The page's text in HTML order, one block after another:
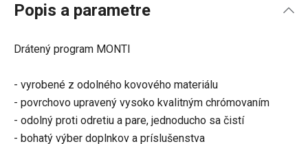
Popis a parametre
Drátený program MONTI
- vyrobené z odolného kovového materiálu
- povrchovo upravený vysoko kvalitným chrómovaním
- odolný proti odretiu a pare, jednoducho sa čistí
- bohatý výber doplnkov a príslušenstva